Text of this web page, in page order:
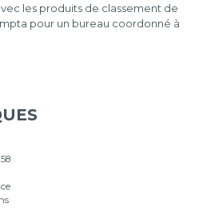
les produits de classement de
pour un bureau coordonné à